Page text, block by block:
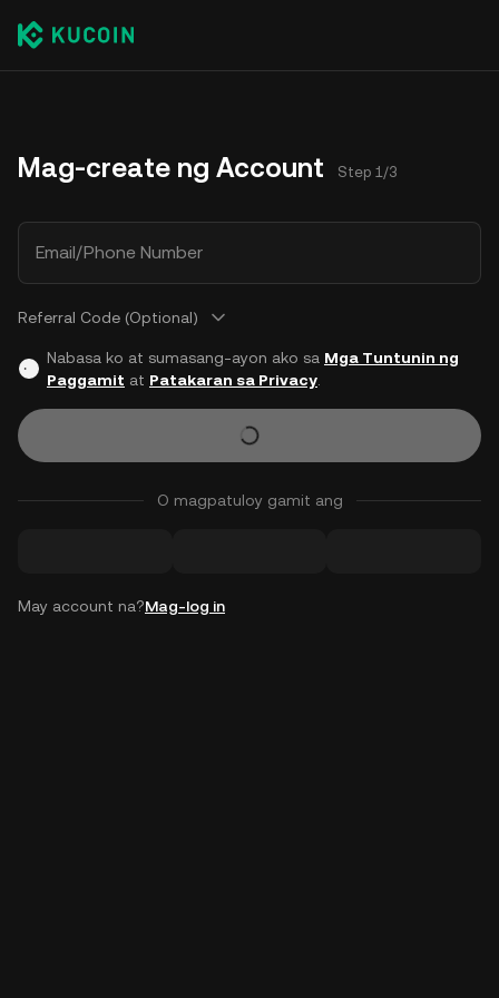
Mag-create ng Account Step 1/3
Email/Phone Number
Referral Code (Optional)
Nabasa ko at sumasang-ayon ako sa Mga Tuntunin ng
Paggamit at Patakaran sa Privacy.
O magpatuloy gamit ang
May account na?Mag-log in